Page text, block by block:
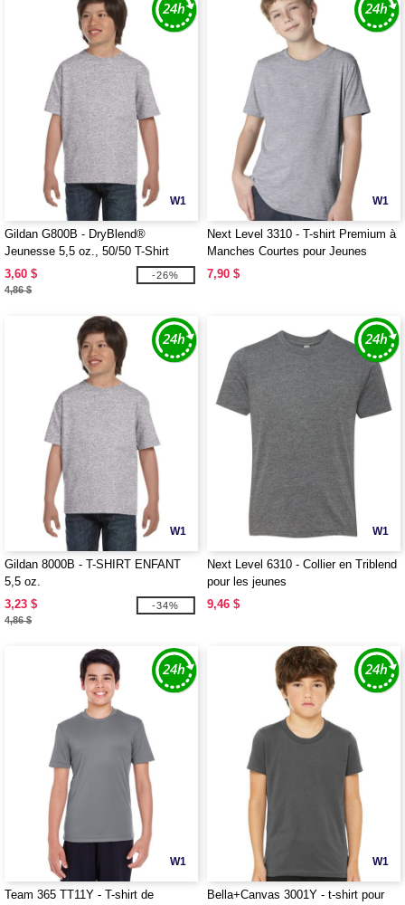
W1
Gildan G800B - DryBlend®
Jeunesse 5,5 oz., 50/50 T-Shirt
3,60 $
4,86 $
-26%
W1
Next Level 3310 - T-shirt Premium à
Manches Courtes pour Jeunes
7,90 $
W1
Gildan 8000B - T-SHIRT ENFANT
5,5 oz.
3,23 $
4,86 $
-34%
W1
Next Level 6310 - Collier en Triblend
pour les jeunes
9,46 $
W1
Team 365 TT11Y - T-shirt de
W1
Bella+Canvas 3001Y - t-shirt pour